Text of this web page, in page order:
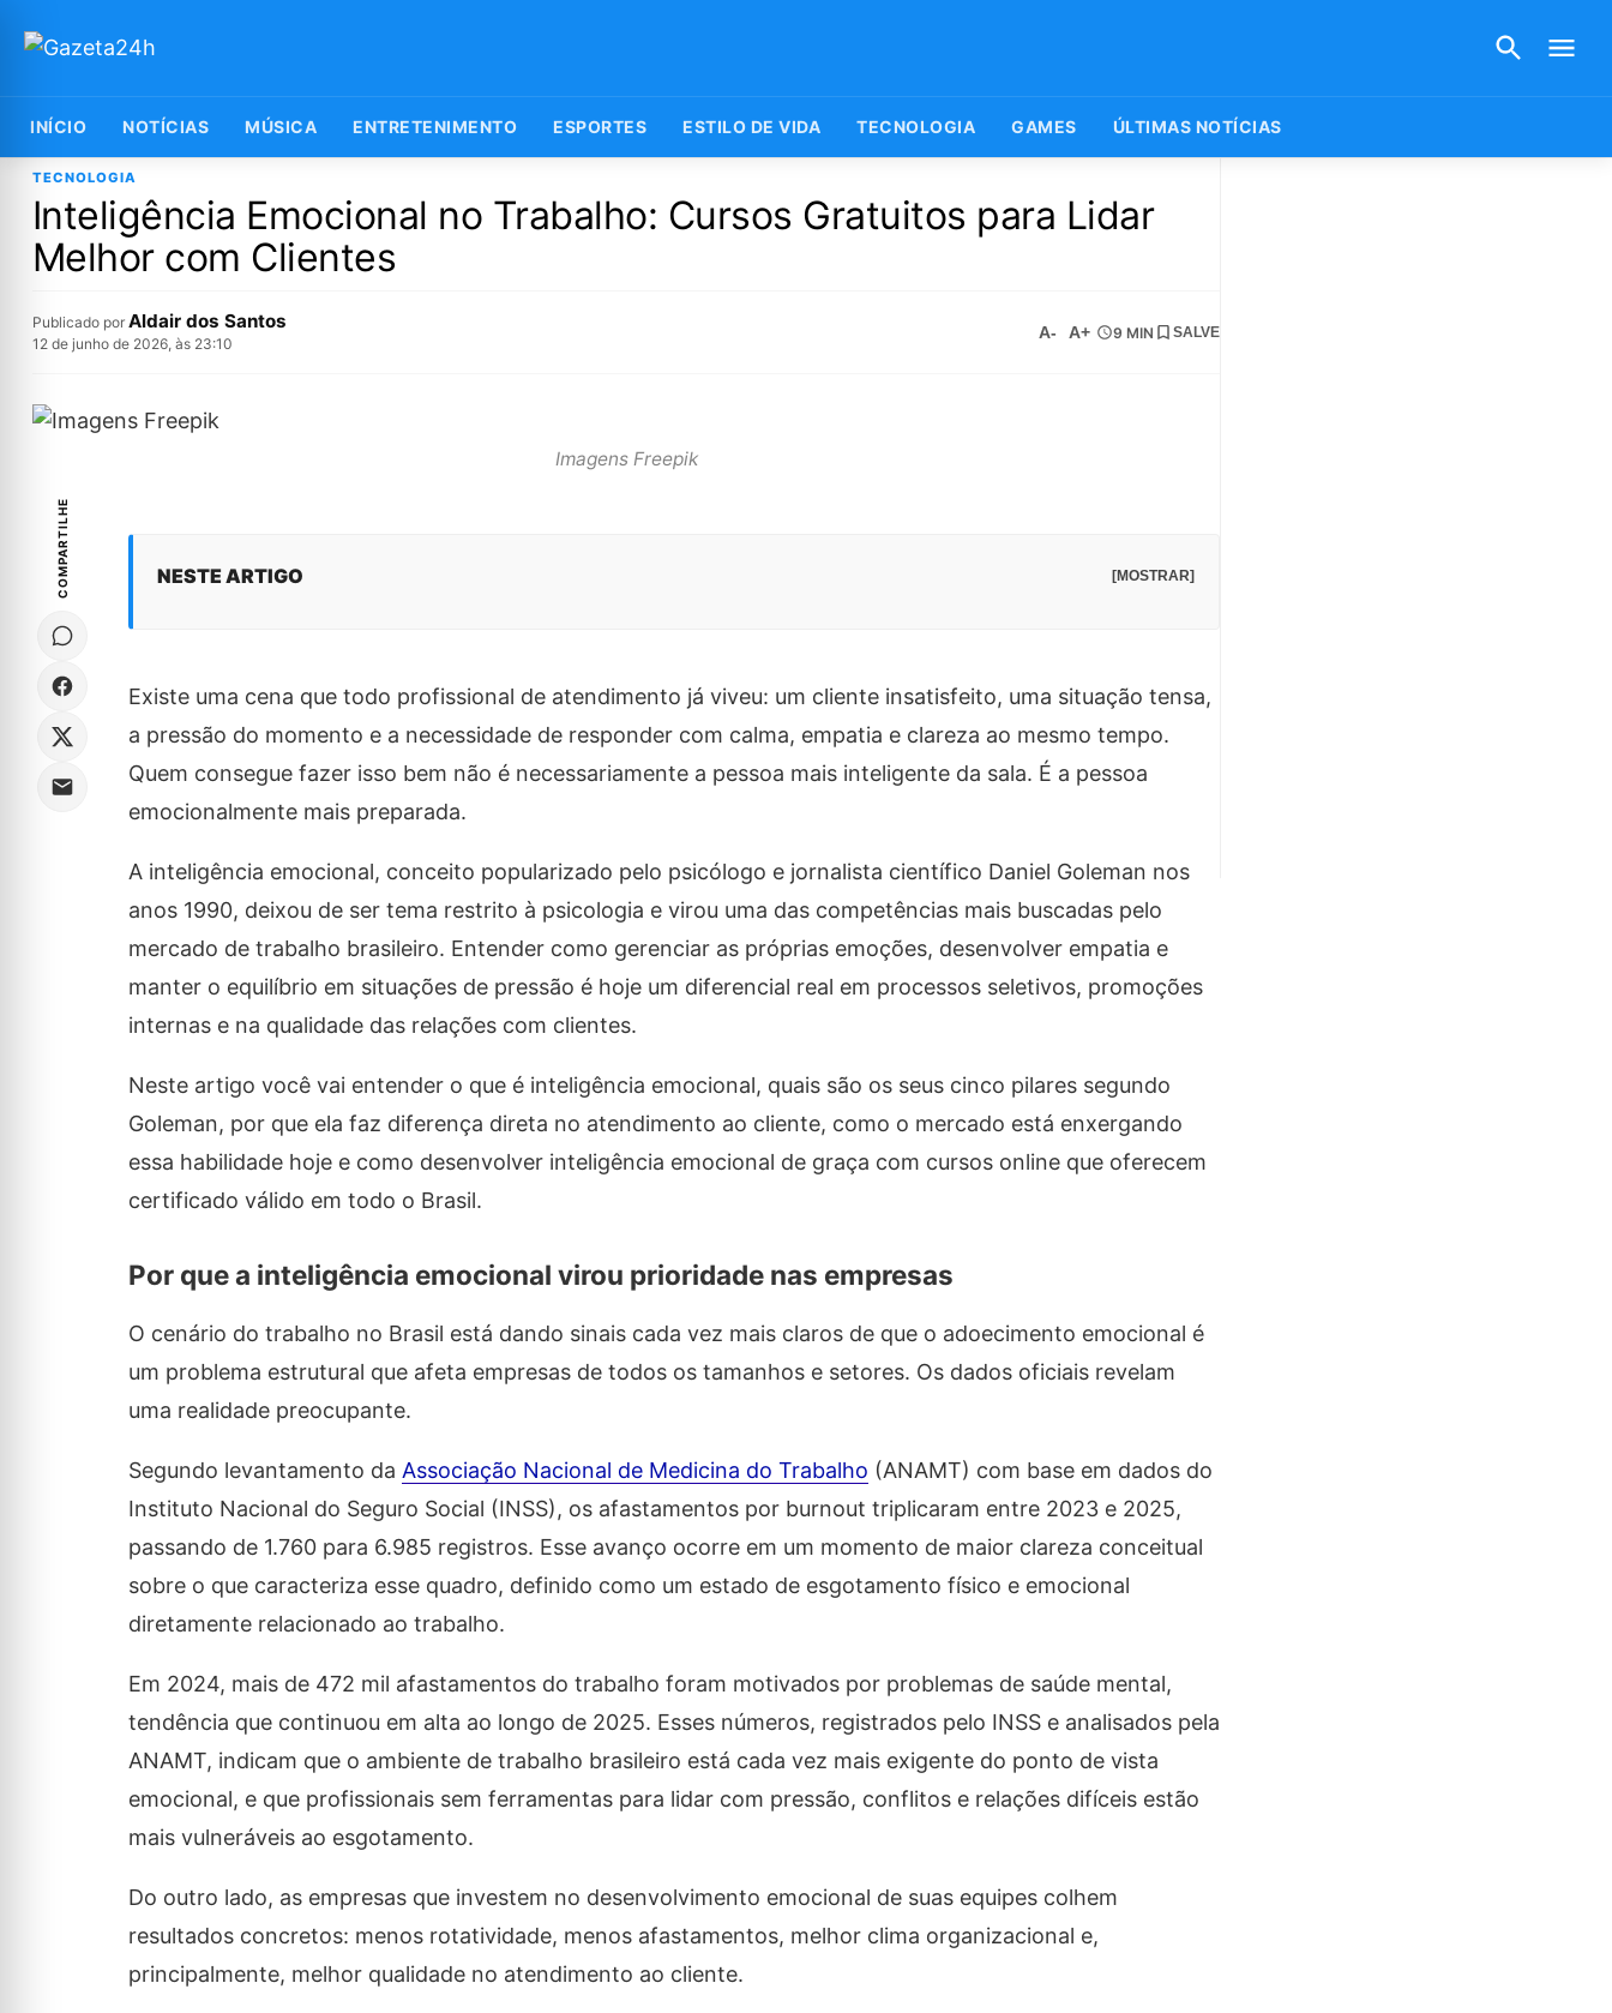
INÍCIO NOTÍCIAS MÚSICA ENTRETENIMENTO ESPORTES ESTILO DE VIDA TECNOLOGIA GAMES ÚLTIMAS NOTÍCIAS
TECNOLOGIA
Inteligência Emocional no Trabalho: Cursos Gratuitos para Lidar
Melhor com Clientes
Publicado por Aldair dos Santos
12 de junho de 2026, às 23:10
A- A+ 9 MIN SALVE
Imagens Freepik
COMPARTILHE NESTE ARTIGO [MOSTRAR]
Existe uma cena que todo profissional de atendimento já viveu: um cliente insatisfeito, uma situação tensa,
a pressão do momento e a necessidade de responder com calma, empatia e clareza ao mesmo tempo.
Quem consegue fazer isso bem não é necessariamente a pessoa mais inteligente da sala. É a pessoa
emocionalmente mais preparada.
A inteligência emocional, conceito popularizado pelo psicólogo e jornalista científico Daniel Goleman nos
anos 1990, deixou de ser tema restrito à psicologia e virou uma das competências mais buscadas pelo
mercado de trabalho brasileiro. Entender como gerenciar as próprias emoções, desenvolver empatia e
manter o equilíbrio em situações de pressão é hoje um diferencial real em processos seletivos, promoções
internas e na qualidade das relações com clientes.
Neste artigo você vai entender o que é inteligência emocional, quais são os seus cinco pilares segundo
Goleman, por que ela faz diferença direta no atendimento ao cliente, como o mercado está enxergando
essa habilidade hoje e como desenvolver inteligência emocional de graça com cursos online que oferecem
certificado válido em todo o Brasil.
Por que a inteligência emocional virou prioridade nas empresas
O cenário do trabalho no Brasil está dando sinais cada vez mais claros de que o adoecimento emocional é
um problema estrutural que afeta empresas de todos os tamanhos e setores. Os dados oficiais revelam
uma realidade preocupante.
Segundo levantamento da Associação Nacional de Medicina do Trabalho (ANAMT) com base em dados do
Instituto Nacional do Seguro Social (INSS), os afastamentos por burnout triplicaram entre 2023 e 2025,
passando de 1.760 para 6.985 registros. Esse avanço ocorre em um momento de maior clareza conceitual
sobre o que caracteriza esse quadro, definido como um estado de esgotamento físico e emocional
diretamente relacionado ao trabalho.
Em 2024, mais de 472 mil afastamentos do trabalho foram motivados por problemas de saúde mental,
tendência que continuou em alta ao longo de 2025. Esses números, registrados pelo INSS e analisados pela
ANAMT, indicam que o ambiente de trabalho brasileiro está cada vez mais exigente do ponto de vista
emocional, e que profissionais sem ferramentas para lidar com pressão, conflitos e relações difíceis estão
mais vulneráveis ao esgotamento.
Do outro lado, as empresas que investem no desenvolvimento emocional de suas equipes colhem
resultados concretos: menos rotatividade, menos afastamentos, melhor clima organizacional e,
principalmente, melhor qualidade no atendimento ao cliente.